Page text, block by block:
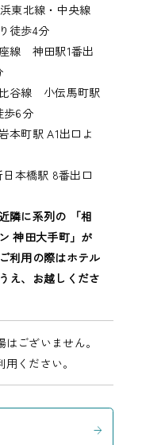
東北線・中央線
徒歩4分
線 神田駅1番出
谷線 小伝馬町駅
歩6分
町駅 A1出口よ
本橋駅 8番出口
隣に系列の 「相
神田大手町」が
利用の際はホテル
え、お越しくださ
ございません。
ください。